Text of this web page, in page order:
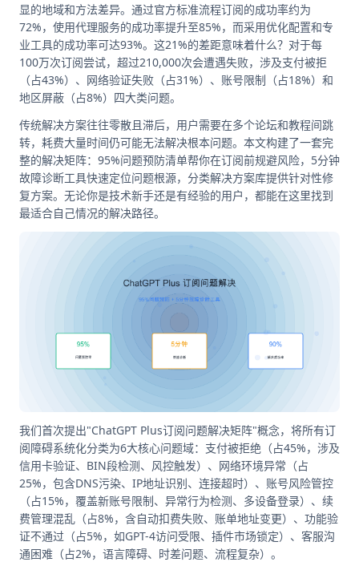
显的地域和方法差异。通过官方标准流程订阅的成功率约为
72%，使用代理服务的成功率提升至85%，而采用优化配置和专
业工具的成功率可达93%。这21%的差距意味着什么？对于每
100万次订阅尝试，超过210,000次会遭遇失败，涉及支付被拒
（占43%）、网络验证失败（占31%）、账号限制（占18%）和
地区屏蔽（占8%）四大类问题。
传统解决方案往往零散且滞后，用户需要在多个论坛和教程间跳
转，耗费大量时间仍可能无法解决根本问题。本文构建了一套完
整的解决矩阵：95%问题预防清单帮你在订阅前规避风险，5分钟
故障诊断工具快速定位问题根源，分类解决方案库提供针对性修
复方案。无论你是技术新手还是有经验的用户，都能在这里找到
最适合自己情况的解决路径。
我们首次提出"ChatGPT Plus订阅问题解决矩阵"概念，将所有订
阅障碍系统化分类为6大核心问题域：支付被拒绝（占45%，涉及
信用卡验证、BIN段检测、风控触发）、网络环境异常（占
25%，包含DNS污染、IP地址识别、连接超时）、账号风险管控
（占15%，覆盖新账号限制、异常行为检测、多设备登录）、续
费管理混乱（占8%，含自动扣费失败、账单地址变更）、功能验
证不通过（占5%，如GPT-4访问受限、插件市场锁定）、客服沟
通困难（占2%，语言障碍、时差问题、流程复杂）。